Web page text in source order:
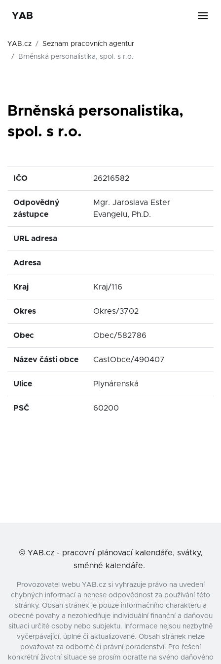
YAB
YAB.cz
Seznam pracovních agentur
Brněnská personalistika, spol. s r.o.
Brněnská personalistika,
spol. s r.o.
IČO 26216582
Odpovědný
zástupce
Mgr. Jaroslava Ester
Evangelu, Ph.D.
URL adresa
Adresa
Kraj Kraj/116
Okres Okres/3702
Obec Obec/582786
Název části obce CastObce/490407
Ulice Plynárenská
PSČ 60200
© YAB.cz - pracovní plánovací kalendáře, svátky,
směnné kalendáře.
Provozovatel webu YAB.cz si vyhrazuje právo na uvedení
chybných informací a nenese odpovědnost za používání této
stránky. Obsah stránek je pouze informačního charakteru a
obecné povahy a nezohledňuje individuální finanční a daňovou
situaci určité osoby nebo subjektu. Informace nejsou nezbytně
vyčerpávající, úplné či aktualizované. Obsah stránek nelze
považovat za odborné či právní poradenství. Pro řešení
konkrétní životní situace se prosím obraťte na svého daňového